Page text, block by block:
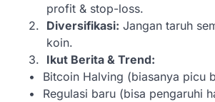
profit & stop-loss.
Diversifikasi: Jangan taruh
koin.
Ikut Berita & Trend:
Bitcoin Halving (biasanya picu
Regulasi baru (bisa pengaruhi